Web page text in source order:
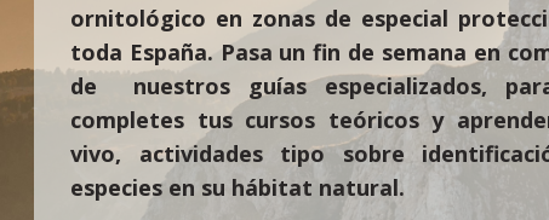
ornitológico en zonas de especial
toda España. Pasa un fin de semana en
de nuestros guías especializados,
completes tus cursos teóricos y
vivo, actividades tipo sobre
especies en su hábitat natural.